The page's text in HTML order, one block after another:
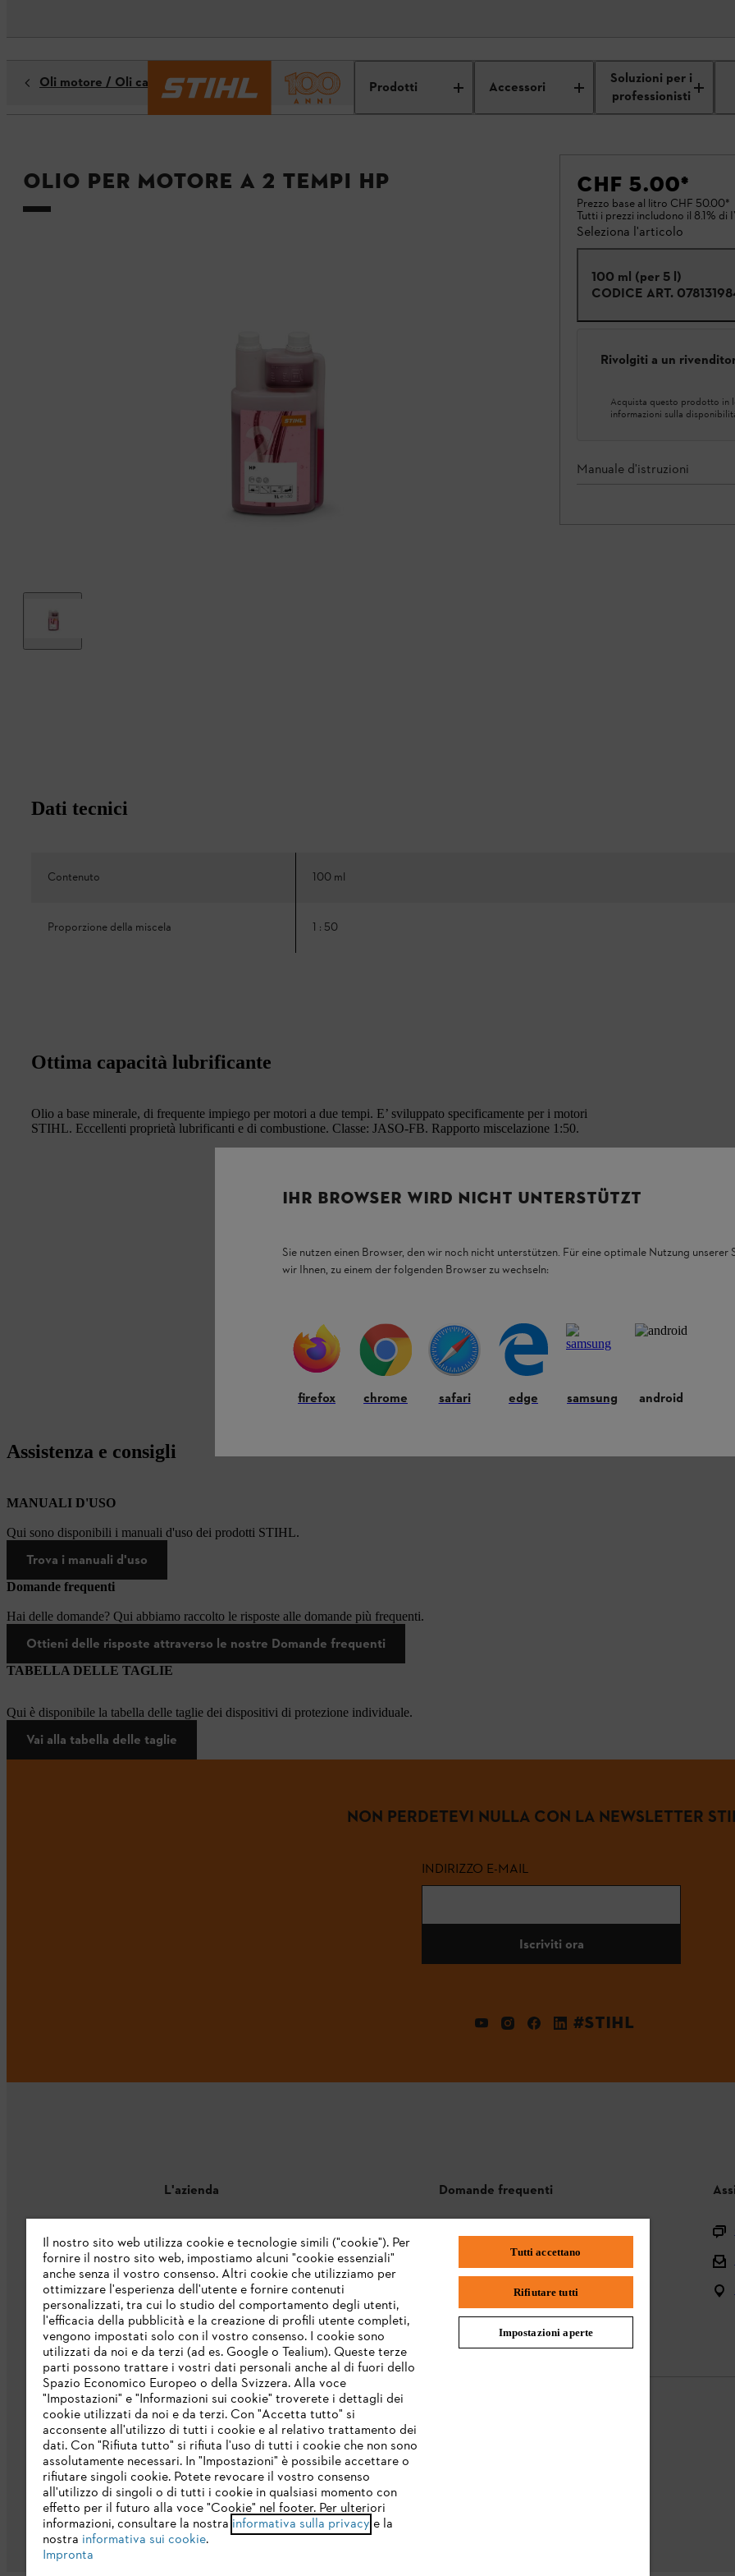
Prodotti Accessori
Soluzioni per i
professionisti
Oli motore / Oli catena
Olio per motore a 2 tempi HP CHF 5.00*
Prezzo base al litro CHF 50.00*
Tutti i prezzi includono il 8.1% di
Seleziona l'articolo
100 ml (per 5 l)
CODICE ART.
Rivolgiti a un
Acquista questo prodotto in
informazioni sulla
Manuale d'istruzioni
Dati tecnici
Contenuto 100 ml
Proporzione della miscela 1 : 50
Ottima capacità lubrificante
Olio a base minerale, di frequente impiego per motori a due tempi. E’ sviluppato specificamente per i motori
STIHL. Eccellenti proprietà lubrificanti e di combustione. Classe: JASO-FB. Rapporto miscelazione 1:50.
Assistenza e consigli
MANUALI D'USO
Qui sono disponibili i manuali d'uso dei prodotti STIHL.
Trova i manuali d'uso
Domande frequenti
Hai delle domande? Qui abbiamo raccolto le risposte alle domande più frequenti.
Ottieni delle risposte attraverso le nostre Domande frequenti
TABELLA DELLE TAGLIE
Qui è disponibile la tabella delle taglie dei dispositivi di protezione individuale.
Vai alla tabella delle taglie
NON PERDETEVI NULLA CON LA NEWSLETTER
INDIRIZZO E-MAIL
Iscriviti ora
#STIHL
L'azienda
Catalogo
Informazioni per i fornitori
Sistema di denuncia STIHL
Domande frequenti
Batterie e attrezzi elettrici
Istruzioni per l'uso
Protezione dati Nota legale Cookies Informazioni legali
IHR BROWSER WIRD NICHT UNTERSTÜTZT
Sie nutzen einen Browser, den wir noch nicht unterstützen. Für eine optimale Nutzung unserer
wir Ihnen, zu einem der folgenden Browser zu wechseln:
firefox chrome safari edge samsung android
Il nostro sito web utilizza cookie e tecnologie simili ("cookie"). Per
fornire il nostro sito web, impostiamo alcuni "cookie essenziali"
anche senza il vostro consenso. Altri cookie che utilizziamo per
ottimizzare l'esperienza dell'utente e fornire contenuti
personalizzati, tra cui lo studio del comportamento degli utenti,
l'efficacia della pubblicità e la creazione di profili utente completi,
vengono impostati solo con il vostro consenso. I cookie sono
utilizzati da noi e da terzi (ad es. Google o Tealium). Queste terze
parti possono trattare i vostri dati personali anche al di fuori dello
Spazio Economico Europeo o della Svizzera. Alla voce
"Impostazioni" e "Informazioni sui cookie" troverete i dettagli dei
cookie utilizzati da noi e da terzi. Con "Accetta tutto" si
acconsente all'utilizzo di tutti i cookie e al relativo trattamento dei
dati. Con "Rifiuta tutto" si rifiuta l'uso di tutti i cookie che non sono
assolutamente necessari. In "Impostazioni" è possibile accettare o
rifiutare singoli cookie. Potete revocare il vostro consenso
all'utilizzo di singoli o di tutti i cookie in qualsiasi momento con
effetto per il futuro alla voce "Cookie" nel footer. Per ulteriori
informazioni, consultare la nostra informativa sulla privacy e la
nostra informativa sui cookie.
Impronta
Tutti accettano
Rifiutare tutti
Impostazioni aperte